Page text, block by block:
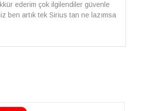
benim icin ve paketleme özenle
sekilde pirlantami takiyorum. Yeni
belli.🤩 Tesekkurler Sirius